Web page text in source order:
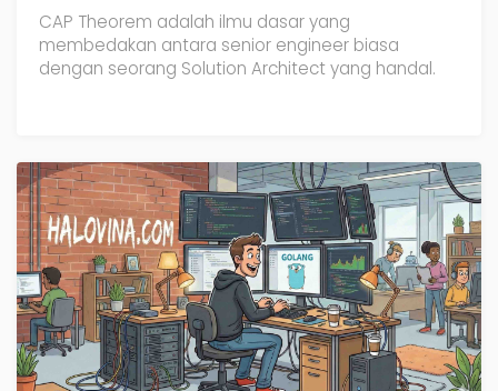
CAP Theorem adalah ilmu dasar yang
membedakan antara senior engineer biasa
dengan seorang Solution Architect yang handal.